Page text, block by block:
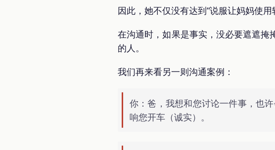
因此，她不仅没有达到“说服让妈妈使用
在沟通时，如果是事实，没必要遮遮
的人。
我们再来看另一则沟通案例：
你：爸，我想和您讨论一件事，也
响您开车（诚实）。